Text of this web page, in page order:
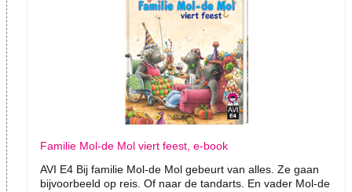
Familie Mol-de Mol viert feest, e-book
AVI E4 Bij familie Mol-de Mol gebeurt van alles. Ze gaan
bijvoorbeeld op reis. Of naar de tandarts. En vader Mol-de